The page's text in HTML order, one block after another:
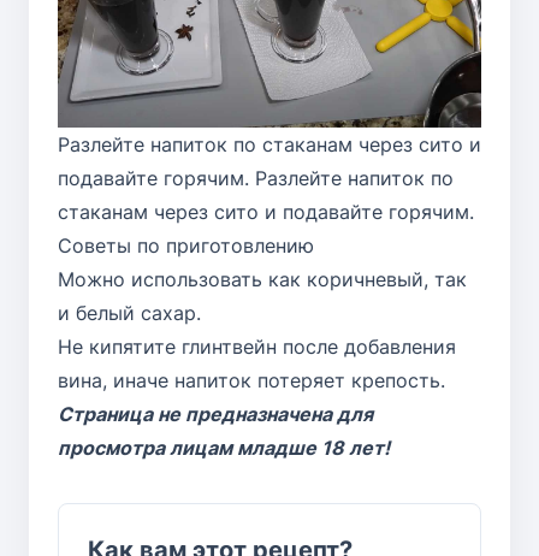
Разлейте напиток по стаканам через сито и
подавайте горячим. Разлейте напиток по
стаканам через сито и подавайте горячим.
Советы по приготовлению
Можно использовать как коричневый, так
и белый сахар.
Не кипятите глинтвейн после добавления
вина, иначе напиток потеряет крепость.
Страница не предназначена для
просмотра лицам младше 18 лет!
Как вам этот рецепт?